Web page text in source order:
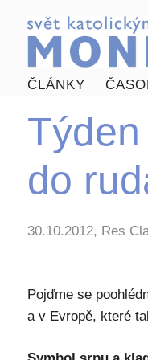
ČLÁNKY
do
30.10.2012, Res
Pojďme se
a v Evropě, které